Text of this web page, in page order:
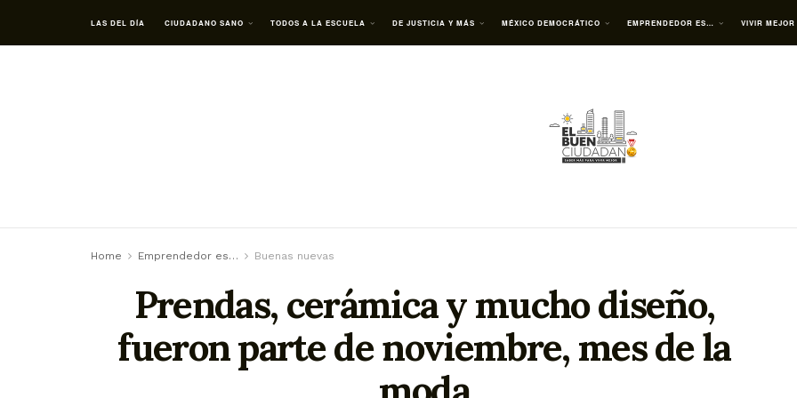
LAS DEL DÍA CIUDADANO SANO TODOS A LA ESCUELA DE JUSTICIA Y MÁS MÉXICO DEMOCRÁTICO EMPRENDEDOR ES… VIVIR MEJOR
Home Emprendedor es… Buenas nuevas
Prendas, cerámica y mucho diseño,
fueron parte de noviembre, mes de la